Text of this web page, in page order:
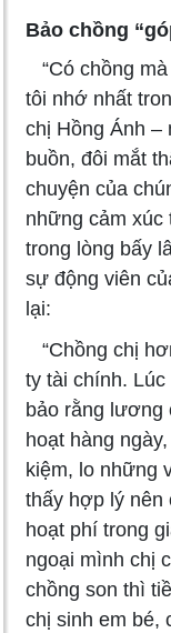
Bảo chồng
“Có chồng
tôi nhớ nhất
chị Hồng Ánh
buồn, đôi mắt
chuyện của
những cảm xúc
trong lòng bấy
sự động viên
lại:
“Chồng chị
ty tài chính.
bảo rằng lương
hoạt hàng
kiệm, lo những
thấy hợp lý nên
hoạt phí trong
ngoại mình chị
chồng son thì
chị sinh em bé,